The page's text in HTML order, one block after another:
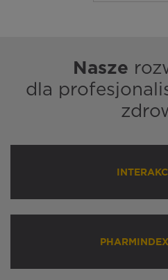
Nasze
dla